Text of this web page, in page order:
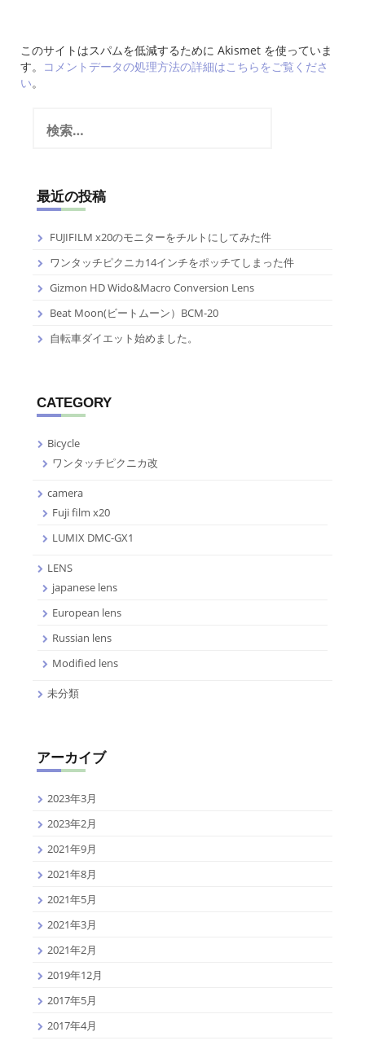
このサイトはスパムを低減するために Akismet を使っていま
す。 コメントデータの処理方法の詳細はこちらをご覧くださ
い。
最近の投稿
FUJIFILM x20のモニターをチルトにしてみた件
ワンタッチピクニカ14インチをポッチてしまった件
Gizmon HD Wido&Macro Conversion Lens
Beat Moon(ビートムーン）BCM-20
自転車ダイエット始めました。
CATEGORY
Bicycle
ワンタッチピクニカ改
camera
Fuji film x20
LUMIX DMC-GX1
LENS
japanese lens
European lens
Russian lens
Modified lens
未分類
アーカイブ
2023年3月
2023年2月
2021年9月
2021年8月
2021年5月
2021年3月
2021年2月
2019年12月
2017年5月
2017年4月